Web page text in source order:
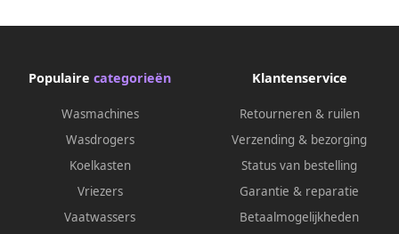
Populaire categorieën
Wasmachines
Wasdrogers
Koelkasten
Vriezers
Vaatwassers
Klantenservice
Retourneren & ruilen
Verzending & bezorging
Status van bestelling
Garantie & reparatie
Betaalmogelijkheden